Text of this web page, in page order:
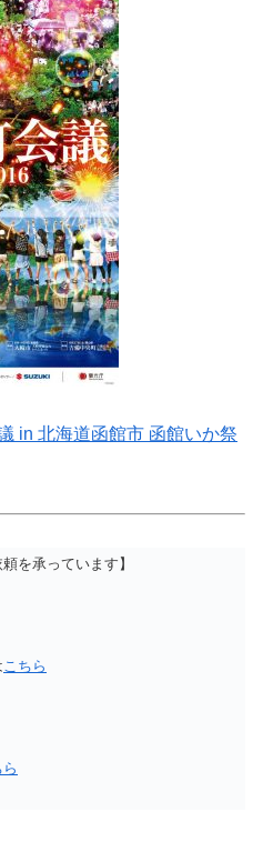
in 北海道函館市 函館いか祭
を承っています】
こちら